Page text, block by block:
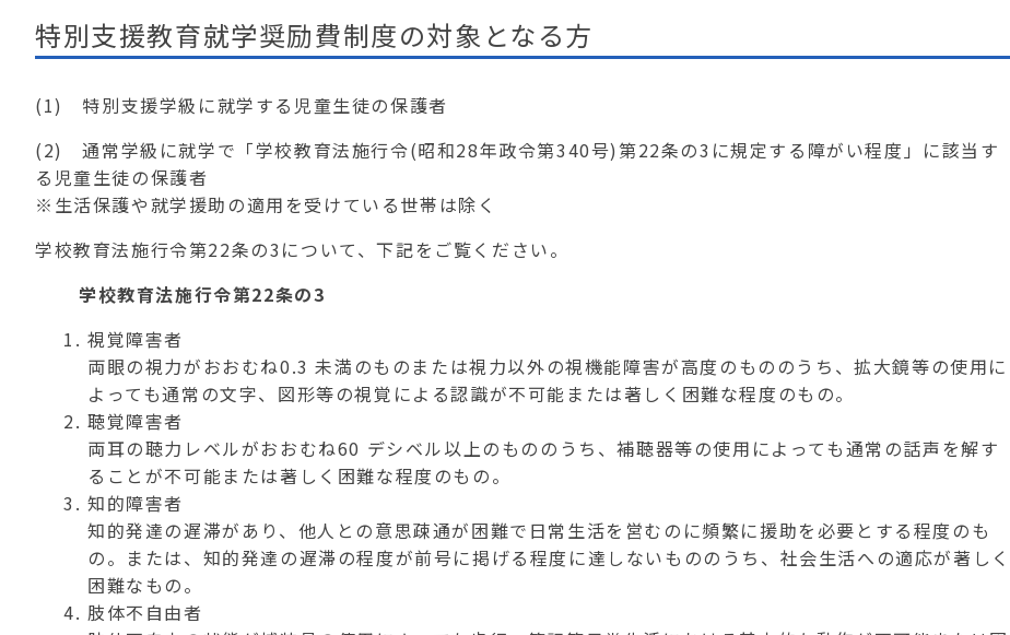
特別支援教育就学奨励費制度の対象となる方
(1) 特別支援学級に就学する児童生徒の保護者
(2) 通常学級に就学で「学校教育法施行令(昭和28年政令第340号)第22条の3に規定する障がい程度」に該当す
る児童生徒の保護者
※生活保護や就学援助の適用を受けている世帯は除く
学校教育法施行令第22条の3について、下記をご覧ください。
学校教育法施行令第22条の3
視覚障害者
両眼の視力がおおむね0.3 未満のものまたは視力以外の視機能障害が高度のもののうち、拡大鏡等の使用に
よっても通常の文字、図形等の視覚による認識が不可能または著しく困難な程度のもの。
聴覚障害者
両耳の聴力レベルがおおむね60 デシベル以上のもののうち、補聴器等の使用によっても通常の話声を解す
ることが不可能または著しく困難な程度のもの。
知的障害者
知的発達の遅滞があり、他人との意思疎通が困難で日常生活を営むのに頻繁に援助を必要とする程度のも
の。または、知的発達の遅滞の程度が前号に掲げる程度に達しないもののうち、社会生活への適応が著しく
困難なもの。
肢体不自由者